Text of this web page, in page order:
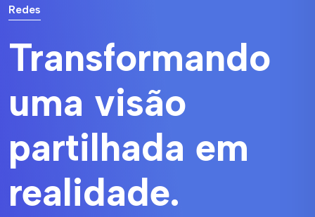
Redes
Transformando
uma visão
partilhada em
realidade.